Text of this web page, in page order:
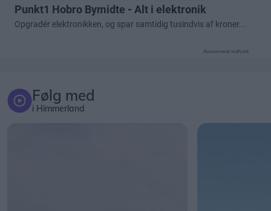
Annonceret indhold
Følg med
i Himmerland